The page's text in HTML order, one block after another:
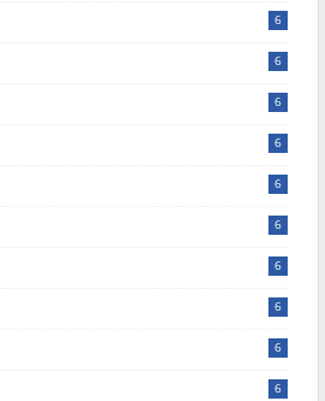
6
6
6
6
6
6
6
6
6
6